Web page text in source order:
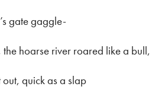
gate gaggle-
hoarse river roared like a bull,
quick as a slap